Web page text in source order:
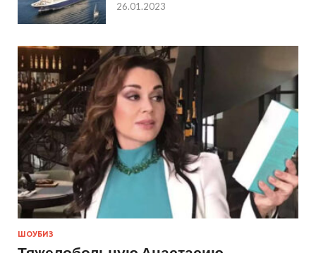
26.01.2023
ШОУБИЗ